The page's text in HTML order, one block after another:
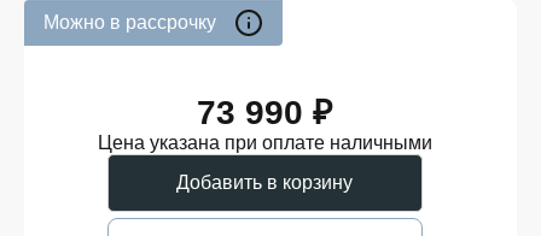
Можно в рассрочку
73 990 ₽
Цена указана при оплате наличными
Добавить в корзину